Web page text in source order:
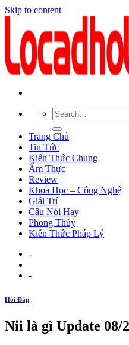
Skip to content
Trang Chủ
Tin Tức
Kiến Thức Chung
Ẩm Thực
Review
Khoa Học – Công Nghệ
Giải Trí
Câu Nói Hay
Phong Thủy
Kiến Thức Pháp Lý
-
-
Hỏi Đáp
Nii là gì Update 08/